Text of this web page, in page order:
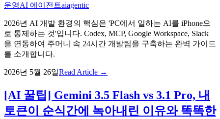
운영AI 에이전트aiagentic
2026년 AI 개발 환경의 핵심은 'PC에서 일하는 AI를 iPhone으
로 통제하는 것'입니다. Codex, MCP, Google Workspace, Slack
을 연동하여 주머니 속 24시간 개발팀을 구축하는 완벽 가이드
를 소개합니다.
2026년 5월 26일Read Article →
[AI 꿀팁] Gemini 3.5 Flash vs 3.1 Pro, 내
토큰이 순식간에 녹아내린 이유와 똑똑한